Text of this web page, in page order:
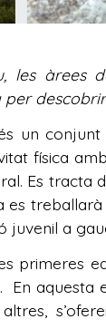
les àrees
un
física
Es tracta
es
juvenil a
primeres
En aquesta